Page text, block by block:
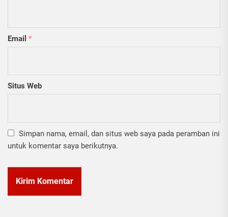
Email *
Situs Web
Simpan nama, email, dan situs web saya pada peramban ini
untuk komentar saya berikutnya.